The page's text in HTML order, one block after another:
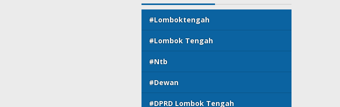
#Lomboktengah
#Lombok Tengah
#Ntb
#Dewan
#DPRD Lombok Tengah